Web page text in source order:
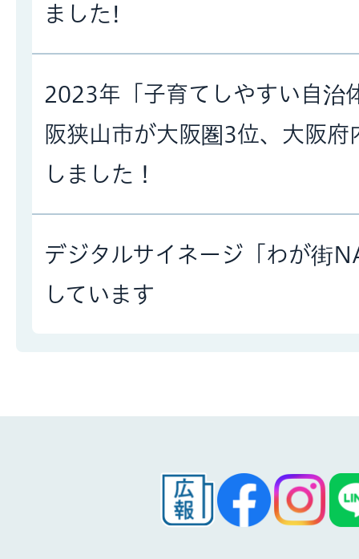
ました!
2023年「子育てしやすい自治
阪狭山市が大阪圏3位、大阪
しました！
デジタルサイネージ「わが街
しています